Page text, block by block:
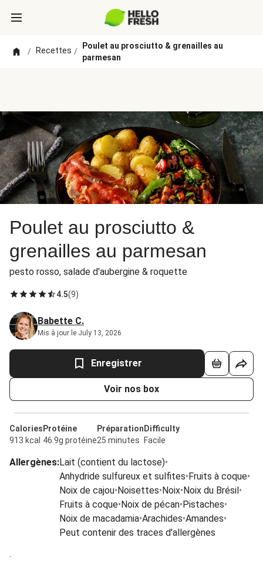
/ Recettes /
Poulet au prosciutto & grenailles au
parmesan
Poulet au prosciutto &
grenailles au parmesan
pesto rosso, salade d'aubergine & roquette
4.5(9)
Babette C.
Mis à jour le July 13, 2026
Enregistrer
Voir nos box
Calories
913 kcal
Protéine
46.9g protéine
Préparation
25 minutes
Difficulty
Facile
Allergènes:Lait (contient du lactose)•
Anhydride sulfureux et sulfites•Fruits à coque•
Noix de cajou•Noisettes•Noix•Noix du Brésil•
Fruits à coque•Noix de pécan•Pistaches•
Noix de macadamia•Arachides•Amandes•
Peut contenir des traces d'allergènes
.